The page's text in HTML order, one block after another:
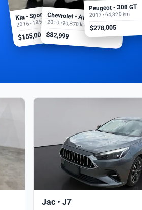
Kia • Sportage EX
2016 • 18,500 km
$155,000
Chevrolet • Aveo
2010 • 90,878 km
$82,999
Peugeot • 308 GT
2017 • 64,320 km
$278,005
Jac • J7